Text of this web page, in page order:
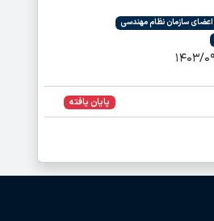
اعضای سازمان نظام مهندسی
پایان یافته